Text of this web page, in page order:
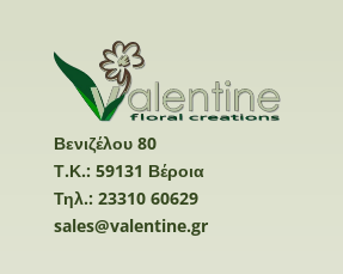
Βενιζέλου 80
Τ.Κ.: 59131 Βέροια
Τηλ.: 23310 60629
sales@valentine.gr